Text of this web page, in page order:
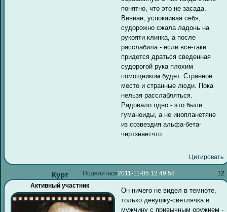
понятно, что это не засада.
Вивиан, успокаивая себя,
судорожно сжала ладонь на
рукояти клинка, а после
расслабила - если все-таки
придется драться сведенная
судорогой рука плохим
помощником будет. Странное
место и странные люди. Пока
нельзя расслабляться.
Радовало одно - это были
гуманоиды, а не инопланетяне
из созвездия альфа-бета-
чертзнаетчто.
Цитировать
Поделиться 12
2011-11-05 12:49:58
Курт
Активный участник
Он ничего не видел в темноте,
только девушку-светлячка и
мужчину с привычным оружием -